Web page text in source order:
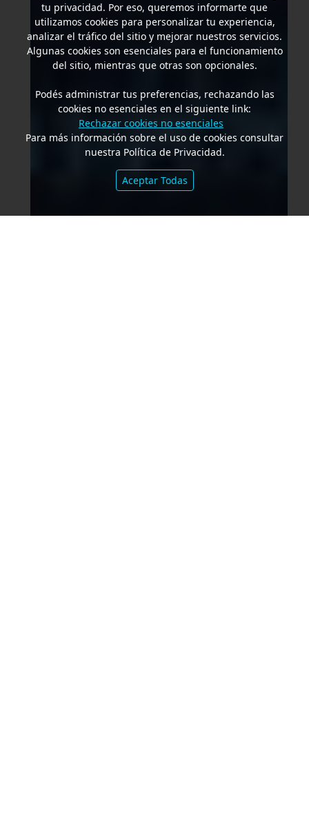
tu privacidad. Por eso, queremos informarte que
utilizamos cookies para personalizar tu experiencia,
analizar el tráfico del sitio y mejorar nuestros servicios.
Algunas cookies son esenciales para el funcionamiento
del sitio, mientras que otras son opcionales.
Podés administrar tus preferencias, rechazando las
cookies no esenciales en el siguiente link:
Rechazar cookies no esenciales
Para más información sobre el uso de cookies consultar
nuestra Política de Privacidad.
Aceptar Todas